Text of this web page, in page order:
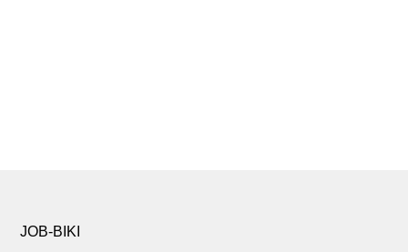
JOB-BIKI